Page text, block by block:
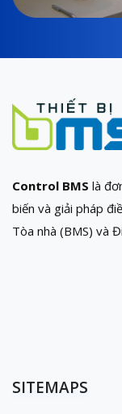
Control BMS là
biến và giải pháp
Tòa nhà (BMS) và
SITEMAPS